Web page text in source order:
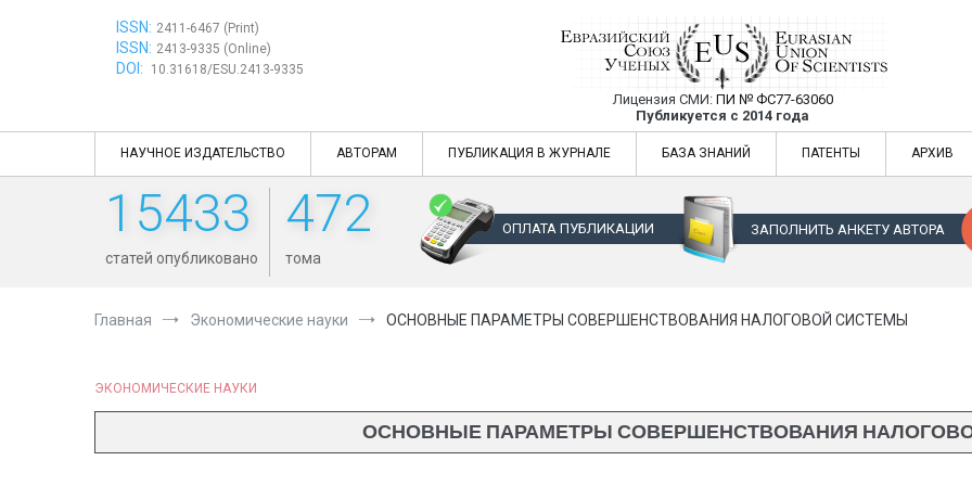
ISSN: 2411-6467 (Print)
ISSN: 2413-9335 (Online)
DOI: 10.31618/ESU.2413-9335
Евразийский Союз Ученых —
Лицензия СМИ: ПИ № ФС77-63060
Публикуется с 2014 года
Евразийский Союз Ученых — публикация научных статей в
НАУЧНОЕ ИЗДАТЕЛЬСТВО АВТОРАМ ПУБЛИКАЦИЯ В ЖУРНАЛЕ БАЗА ЗНАНИЙ ПАТЕНТЫ АРХИВ
15433
статей опубликовано
472
тома
ОПЛАТА ПУБЛИКАЦИИ ЗАПОЛНИТЬ АНКЕТУ АВТОРА
Главная Экономические науки ОСНОВНЫЕ ПАРАМЕТРЫ СОВЕРШЕНСТВОВАНИЯ НАЛОГОВОЙ СИСТЕМЫ
ЭКОНОМИЧЕСКИЕ НАУКИ
ОСНОВНЫЕ ПАРАМЕТРЫ СОВЕРШЕНСТВОВАНИЯ